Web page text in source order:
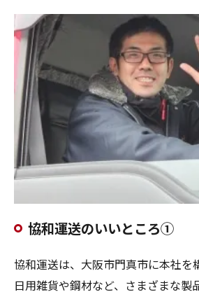
協和運送のいいところ①
協和運送は、大阪市門真市に本社を
日用雑貨や鋼材など、さまざまな製